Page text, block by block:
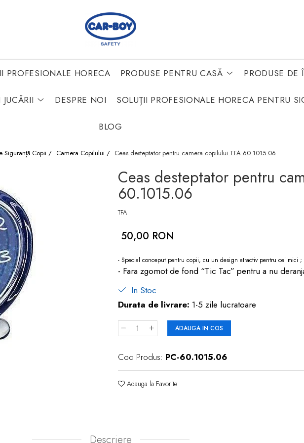
PROFESIONALE HORECA PRODUSE PENTRU CASĂ PRODUSE DE
JUCĂRII DESPRE NOI SOLUȚII PROFESIONALE HORECA PENTRU
BLOG
Siguranță Copii / Camera Copilului / Ceas desteptator pentru camera copilului TFA 60.1015.06
Ceas desteptator pentru
60.1015.06
TFA
50,00 RON
- Special conceput pentru copii, cu un design atractiv pentru cei mici ;
- Fara zgomot de fond “Tic Tac” pentru a nu
In Stoc
Durata de livrare: 1-5 zile lucratoare
ADAUGA IN COS
Cod Produs: PC-60.1015.06
Adauga la Favorite
Descriere